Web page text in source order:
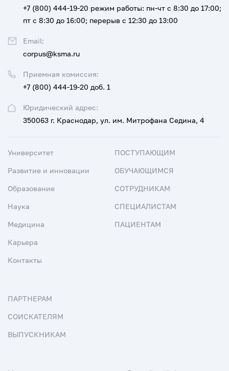
Юридический адрес:
350063 г. Краснодар, ул. им. Митрофана Седина, 4
Приемная комиссия:
+7 (800) 444-19-20 доб. 1
+7 (800) 444-19-20 режим работы: пн-чт с 8:30 до 17:00;
пт с 8:30 до 16:00; перерыв с 12:30 до 13:00
Email:
corpus@ksma.ru
Университет
Развитие и инновации
Образование
Наука
Медицина
Карьера
Контакты
ПОСТУПАЮЩИМ
ОБУЧАЮЩИМСЯ
СОТРУДНИКАМ
СПЕЦИАЛИСТАМ
ПАЦИЕНТАМ
ПАРТНЕРАМ
СОИСКАТЕЛЯМ
ВЫПУСКНИКАМ